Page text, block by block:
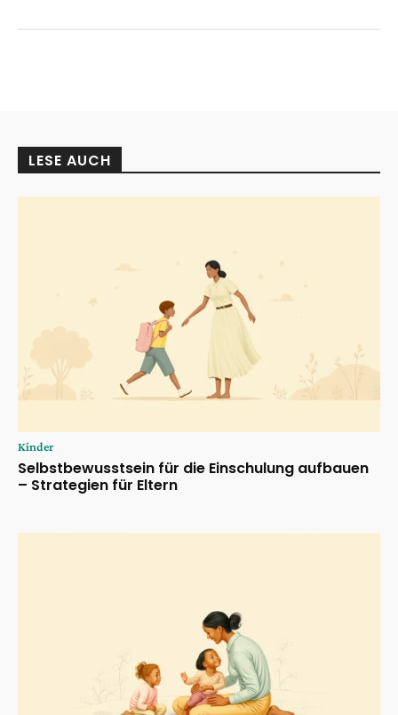
LESE AUCH
Kinder
Selbstbewusstsein für die Einschulung aufbauen
– Strategien für Eltern